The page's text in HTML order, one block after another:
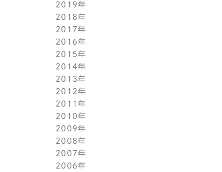
1月(1)
7月(1)
6月(1)
5月(1)
4月(1)
3月(1)
2月(1)
1月(2)
7月(1)
6月(1)
5月(1)
4月(1)
3月(1)
2月(1)
1月(2)
8月(1)
7月(1)
6月(1)
5月(1)
4月(1)
3月(1)
2月(1)
1月(2)
9月(1)
8月(1)
7月(1)
6月(1)
5月(1)
4月(1)
3月(2)
1月(2)
10月(1)
9月(1)
8月(1)
7月(1)
6月(1)
5月(1)
4月(1)
3月(1)
2月(1)
1月(2)
11月(2)
9月(2)
7月(1)
6月(2)
5月(2)
4月(3)
3月(2)
2月(1)
2019年
12月(2)
10月(1)
9月(2)
7月(1)
6月(2)
4月(1)
3月(1)
2月(1)
1月(1)
2018年
12月(1)
11月(1)
10月(1)
9月(2)
8月(1)
7月(1)
5月(1)
4月(1)
3月(1)
2月(1)
1月(1)
2017年
12月(1)
11月(1)
10月(1)
9月(1)
8月(1)
7月(1)
6月(1)
5月(1)
4月(1)
3月(1)
2月(1)
2016年
12月(1)
11月(1)
10月(1)
9月(1)
8月(1)
7月(1)
6月(1)
5月(1)
4月(1)
3月(1)
2015年
12月(1)
11月(1)
10月(1)
9月(1)
8月(1)
7月(1)
6月(1)
5月(1)
4月(1)
2014年
12月(1)
11月(1)
10月(1)
9月(1)
8月(1)
7月(1)
6月(1)
5月(1)
2013年
12月(1)
11月(1)
10月(1)
9月(1)
8月(1)
7月(1)
6月(1)
2012年
12月(1)
11月(1)
10月(1)
9月(1)
8月(1)
7月(1)
2011年
12月(1)
11月(1)
10月(1)
9月(1)
8月(1)
2010年
12月(1)
11月(1)
10月(1)
9月(1)
2009年
12月(1)
11月(1)
10月(1)
2008年
12月(1)
11月(1)
2007年
12月(1)
2006年